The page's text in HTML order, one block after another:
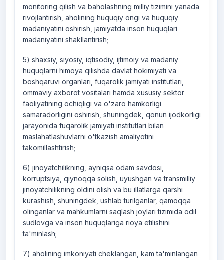
monitoring qilish va baholashning milliy tizimini yanada
rivojlantirish, aholining huquqiy ongi va huquqiy
madaniyatini oshirish, jamiyatda inson huquqlari
madaniyatini shakllantirish;
5) shaxsiy, siyosiy, iqtisodiy, ijtimoiy va madaniy
huquqlarni himoya qilishda davlat hokimiyati va
boshqaruvi organlari, fuqarolik jamiyati institutlari,
ommaviy axborot vositalari hamda xususiy sektor
faoliyatining ochiqligi va o'zaro hamkorligi
samaradorligini oshirish, shuningdek, qonun ijodkorligi
jarayonida fuqarolik jamiyati institutlari bilan
maslahatlashuvlarni o'tkazish amaliyotini
takomillashtirish;
6) jinoyatchilikning, ayniqsa odam savdosi,
korruptsiya, qiynoqqa solish, uyushgan va transmilliy
jinoyatchilikning oldini olish va bu illatlarga qarshi
kurashish, shuningdek, ushlab turilganlar, qamoqqa
olinganlar va mahkumlarni saqlash joylari tizimida odil
sudlovga va inson huquqlariga rioya etilishini
ta'minlash;
7) aholining imkoniyati cheklangan, kam ta'minlangan